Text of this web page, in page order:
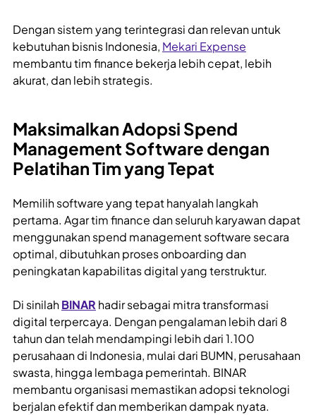
Dengan sistem yang terintegrasi dan relevan untuk
kebutuhan bisnis Indonesia, Mekari Expense
membantu tim finance bekerja lebih cepat, lebih
akurat, dan lebih strategis.
Maksimalkan Adopsi Spend
Management Software dengan
Pelatihan Tim yang Tepat
Memilih software yang tepat hanyalah langkah
pertama. Agar tim finance dan seluruh karyawan dapat
menggunakan spend management software secara
optimal, dibutuhkan proses onboarding dan
peningkatan kapabilitas digital yang terstruktur.
Di sinilahBINAR hadir sebagai mitra transformasi
digital terpercaya. Dengan pengalaman lebih dari 8
tahun dan telah mendampingi lebih dari 1.100
perusahaan di Indonesia, mulai dari BUMN, perusahaan
swasta, hingga lembaga pemerintah. BINAR
membantu organisasi memastikan adopsi teknologi
berjalan efektif dan memberikan dampak nyata.